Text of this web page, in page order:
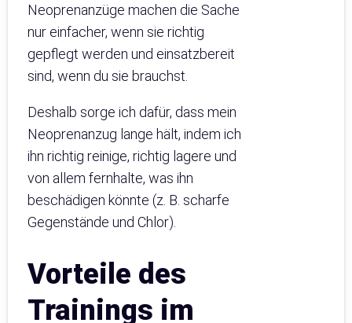
Neoprenanzüge machen die Sache
nur einfacher, wenn sie richtig
gepflegt werden und einsatzbereit
sind, wenn du sie brauchst.
Deshalb sorge ich dafür, dass mein
Neoprenanzug lange hält, indem ich
ihn richtig reinige, richtig lagere und
von allem fernhalte, was ihn
beschädigen könnte (z. B. scharfe
Gegenstände und Chlor).
Vorteile des
Trainings im